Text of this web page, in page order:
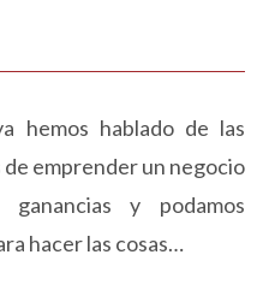
hemos hablado de las
emprender un negocio
y podamos
hacer las cosas…